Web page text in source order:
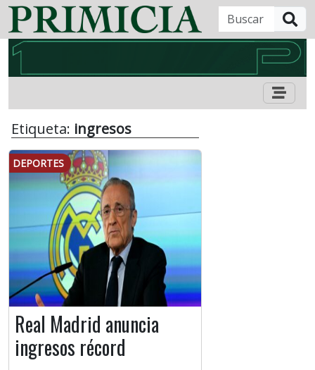
Etiqueta: ingresos
DEPORTES
Real Madrid anuncia
ingresos récord